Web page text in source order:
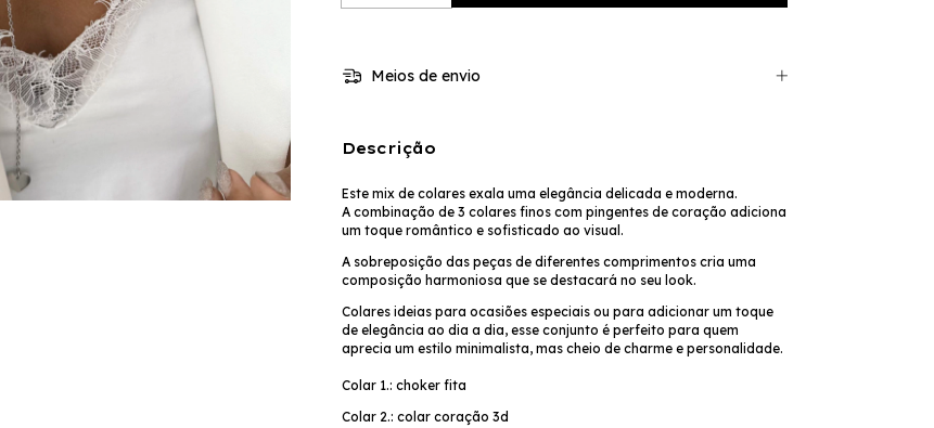
Meios de envio
Descrição
Este mix de colares exala uma elegância delicada e moderna.
A combinação de 3 colares finos com pingentes de coração adiciona
um toque romântico e sofisticado ao visual.
A sobreposição das peças de diferentes comprimentos cria uma
composição harmoniosa que se destacará no seu look.
Colares ideias para ocasiões especiais ou para adicionar um toque
de elegância ao dia a dia, esse conjunto é perfeito para quem
aprecia um estilo minimalista, mas cheio de charme e personalidade.
Colar 1.: choker fita
Colar 2.: colar coração 3d